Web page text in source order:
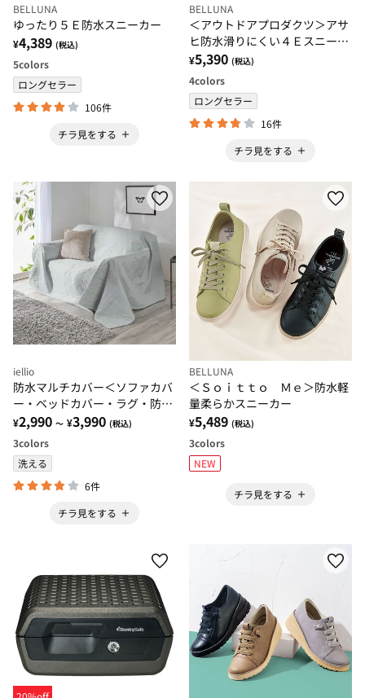
BELLUNA
ゆったり５Ｅ防水スニーカー
¥4,389 (税込)
5colors
ロングセラー
106件
チラ見をする
BELLUNA
＜アウトドアプロダクツ＞アサ
ヒ防水滑りにくい４Ｅスニーカ
ー
¥5,390 (税込)
4colors
ロングセラー
16件
チラ見をする
iellio
防水マルチカバー＜ソファカバ
ー・ベッドカバー・ラグ・防
水・抗菌防臭＞
¥2,990 ～ ¥3,990 (税込)
3colors
洗える
6件
チラ見をする
BELLUNA
＜Ｓｏｉｔｔｏ Ｍｅ＞防水軽
量柔らかスニーカー
¥5,489 (税込)
3colors
NEW
チラ見をする